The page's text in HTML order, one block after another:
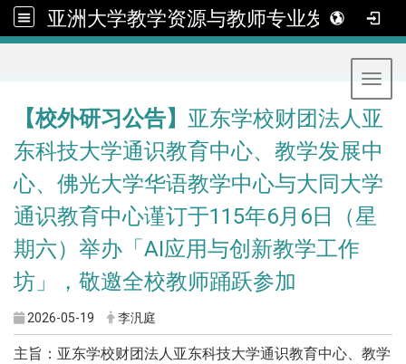
亚洲大学教学资源与教师专业发展中心
【校外研习公告】 亚东学校财团法人亚
东科技大学通识教育中心、教学发展中
心、佛光大学华语教学中心与大同大学
通识教育中心谨订于115年6月6日（星
期六）举办「AI应用与创新教学工作
坊」，敬邀全校教师踊跃参加
2026-05-19 李汎庭
主旨：亚东学校财团法人亚东科技大学通识教育中心、教学